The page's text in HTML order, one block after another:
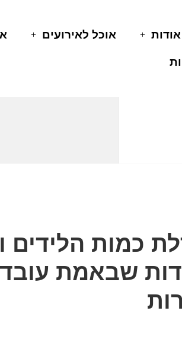
אודות אוכל לאירועים
כמות הלידים
שבאמת